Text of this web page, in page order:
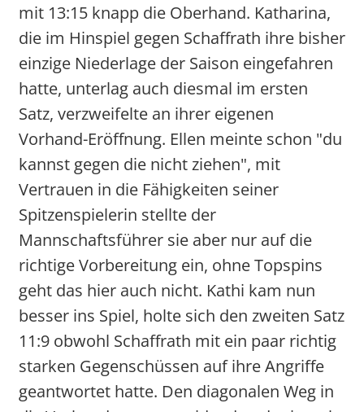
mit 13:15 knapp die Oberhand. Katharina,
die im Hinspiel gegen Schaffrath ihre bisher
einzige Niederlage der Saison eingefahren
hatte, unterlag auch diesmal im ersten
Satz, verzweifelte an ihrer eigenen
Vorhand-Eröffnung. Ellen meinte schon "du
kannst gegen die nicht ziehen", mit
Vertrauen in die Fähigkeiten seiner
Spitzenspielerin stellte der
Mannschaftsführer sie aber nur auf die
richtige Vorbereitung ein, ohne Topspins
geht das hier auch nicht. Kathi kam nun
besser ins Spiel, holte sich den zweiten Satz
11:9 obwohl Schaffrath mit ein paar richtig
starken Gegenschüssen auf ihre Angriffe
geantwortet hatte. Den diagonalen Weg in